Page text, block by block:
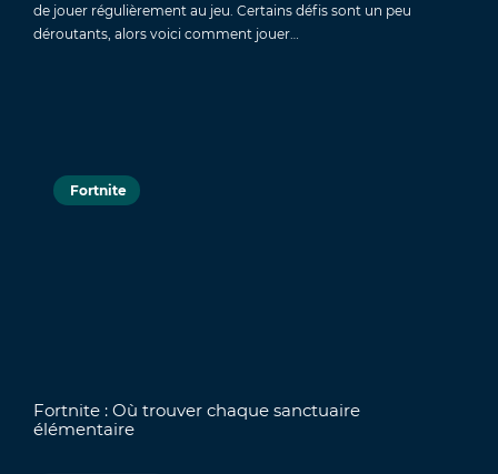
de jouer régulièrement au jeu. Certains défis sont un peu
déroutants, alors voici comment jouer…
Fortnite
Fortnite : Où trouver chaque sanctuaire
élémentaire